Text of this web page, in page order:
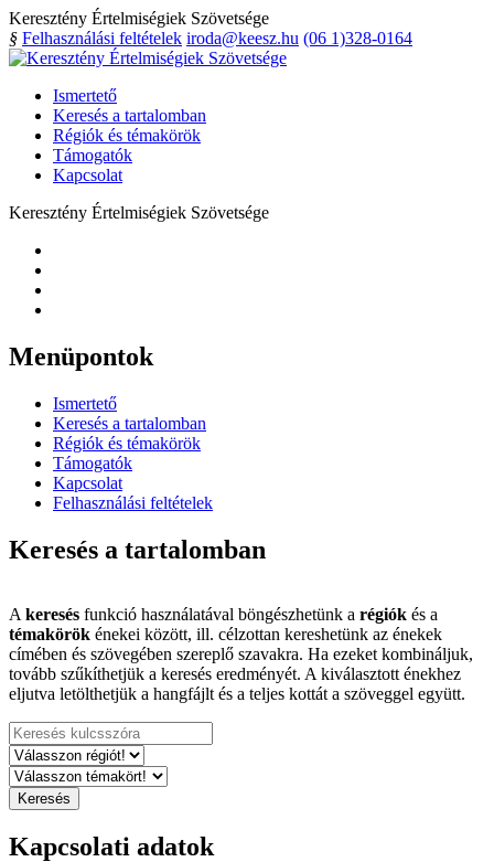
Keresztény Értelmiségiek Szövetsége
§ Felhasználási feltételek iroda@keesz.hu (06 1)328-0164
Ismertető
Keresés a tartalomban
Régiók és témakörök
Támogatók
Kapcsolat
Keresztény Értelmiségiek Szövetsége
Menüpontok
Ismertető
Keresés a tartalomban
Régiók és témakörök
Támogatók
Kapcsolat
Felhasználási feltételek
Keresés a tartalomban
A keresés funkció használatával böngészhetünk a régiók és a
témakörök énekei között, ill. célzottan kereshetünk az énekek
címében és szövegében szereplő szavakra. Ha ezeket kombináljuk,
tovább szűkíthetjük a keresés eredményét. A kiválasztott énekhez
eljutva letölthetjük a hangfájlt és a teljes kottát a szöveggel együtt.
Kapcsolati adatok